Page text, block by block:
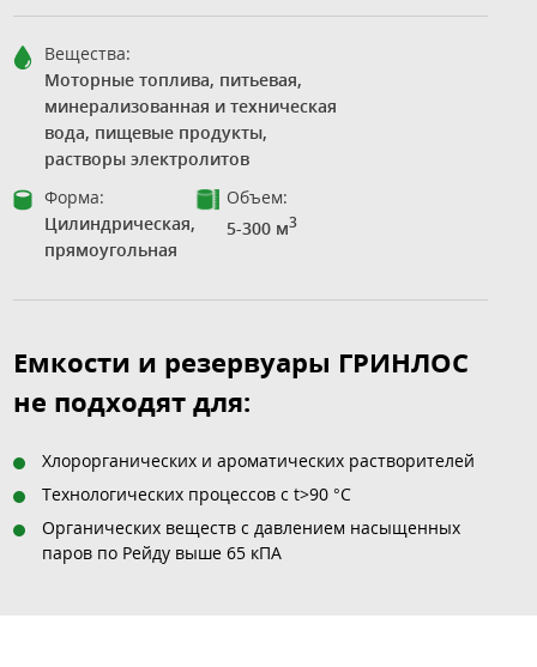
Вещества:
Моторные топлива, питьевая,
минерализованная и техническая
вода, пищевые продукты,
растворы электролитов
Форма:
Цилиндрическая,
прямоугольная
Объем:
5-300 м3
Емкости и резервуары ГРИНЛОС
не подходят для:
Хлорорганических и ароматических растворителей
Технологических процессов с t>90 °С
Органических веществ с давлением насыщенных
паров по Рейду выше 65 кПА